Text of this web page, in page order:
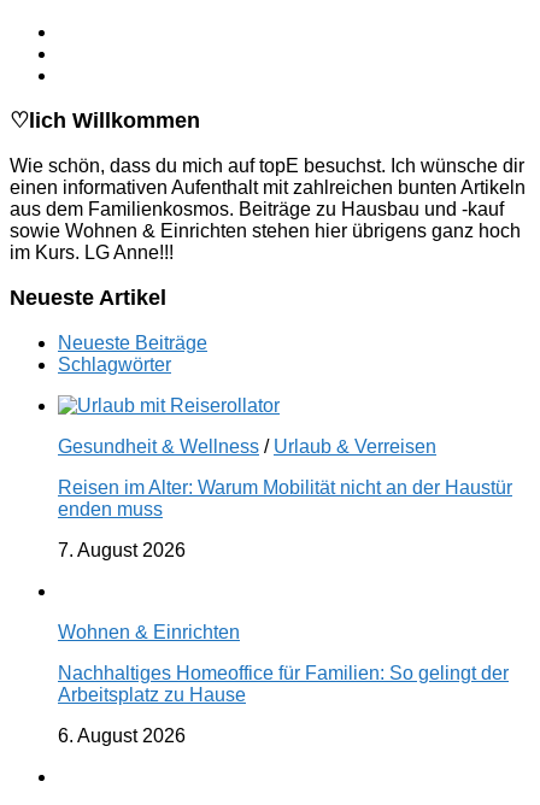
♡lich Willkommen
Wie schön, dass du mich auf topE besuchst. Ich wünsche dir
einen informativen Aufenthalt mit zahlreichen bunten Artikeln
aus dem Familienkosmos. Beiträge zu Hausbau und -kauf
sowie Wohnen & Einrichten stehen hier übrigens ganz hoch
im Kurs. LG Anne!!!
Neueste Artikel
Neueste Beiträge
Schlagwörter
Gesundheit & Wellness / Urlaub & Verreisen
Reisen im Alter: Warum Mobilität nicht an der Haustür
enden muss
7. August 2026
Wohnen & Einrichten
Nachhaltiges Homeoffice für Familien: So gelingt der
Arbeitsplatz zu Hause
6. August 2026